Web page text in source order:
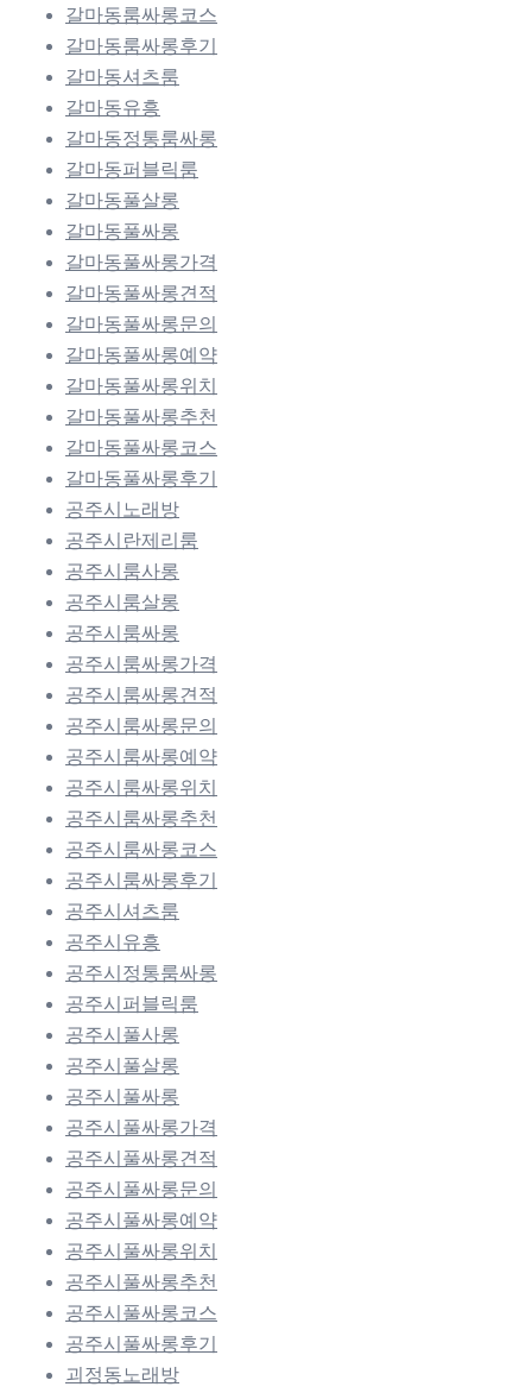
갈마동룸싸롱코스
갈마동룸싸롱후기
갈마동셔츠룸
갈마동유흥
갈마동정통룸싸롱
갈마동퍼블릭룸
갈마동풀살롱
갈마동풀싸롱
갈마동풀싸롱가격
갈마동풀싸롱견적
갈마동풀싸롱문의
갈마동풀싸롱예약
갈마동풀싸롱위치
갈마동풀싸롱추천
갈마동풀싸롱코스
갈마동풀싸롱후기
공주시노래방
공주시란제리룸
공주시룸사롱
공주시룸살롱
공주시룸싸롱
공주시룸싸롱가격
공주시룸싸롱견적
공주시룸싸롱문의
공주시룸싸롱예약
공주시룸싸롱위치
공주시룸싸롱추천
공주시룸싸롱코스
공주시룸싸롱후기
공주시셔츠룸
공주시유흥
공주시정통룸싸롱
공주시퍼블릭룸
공주시풀사롱
공주시풀살롱
공주시풀싸롱
공주시풀싸롱가격
공주시풀싸롱견적
공주시풀싸롱문의
공주시풀싸롱예약
공주시풀싸롱위치
공주시풀싸롱추천
공주시풀싸롱코스
공주시풀싸롱후기
괴정동노래방